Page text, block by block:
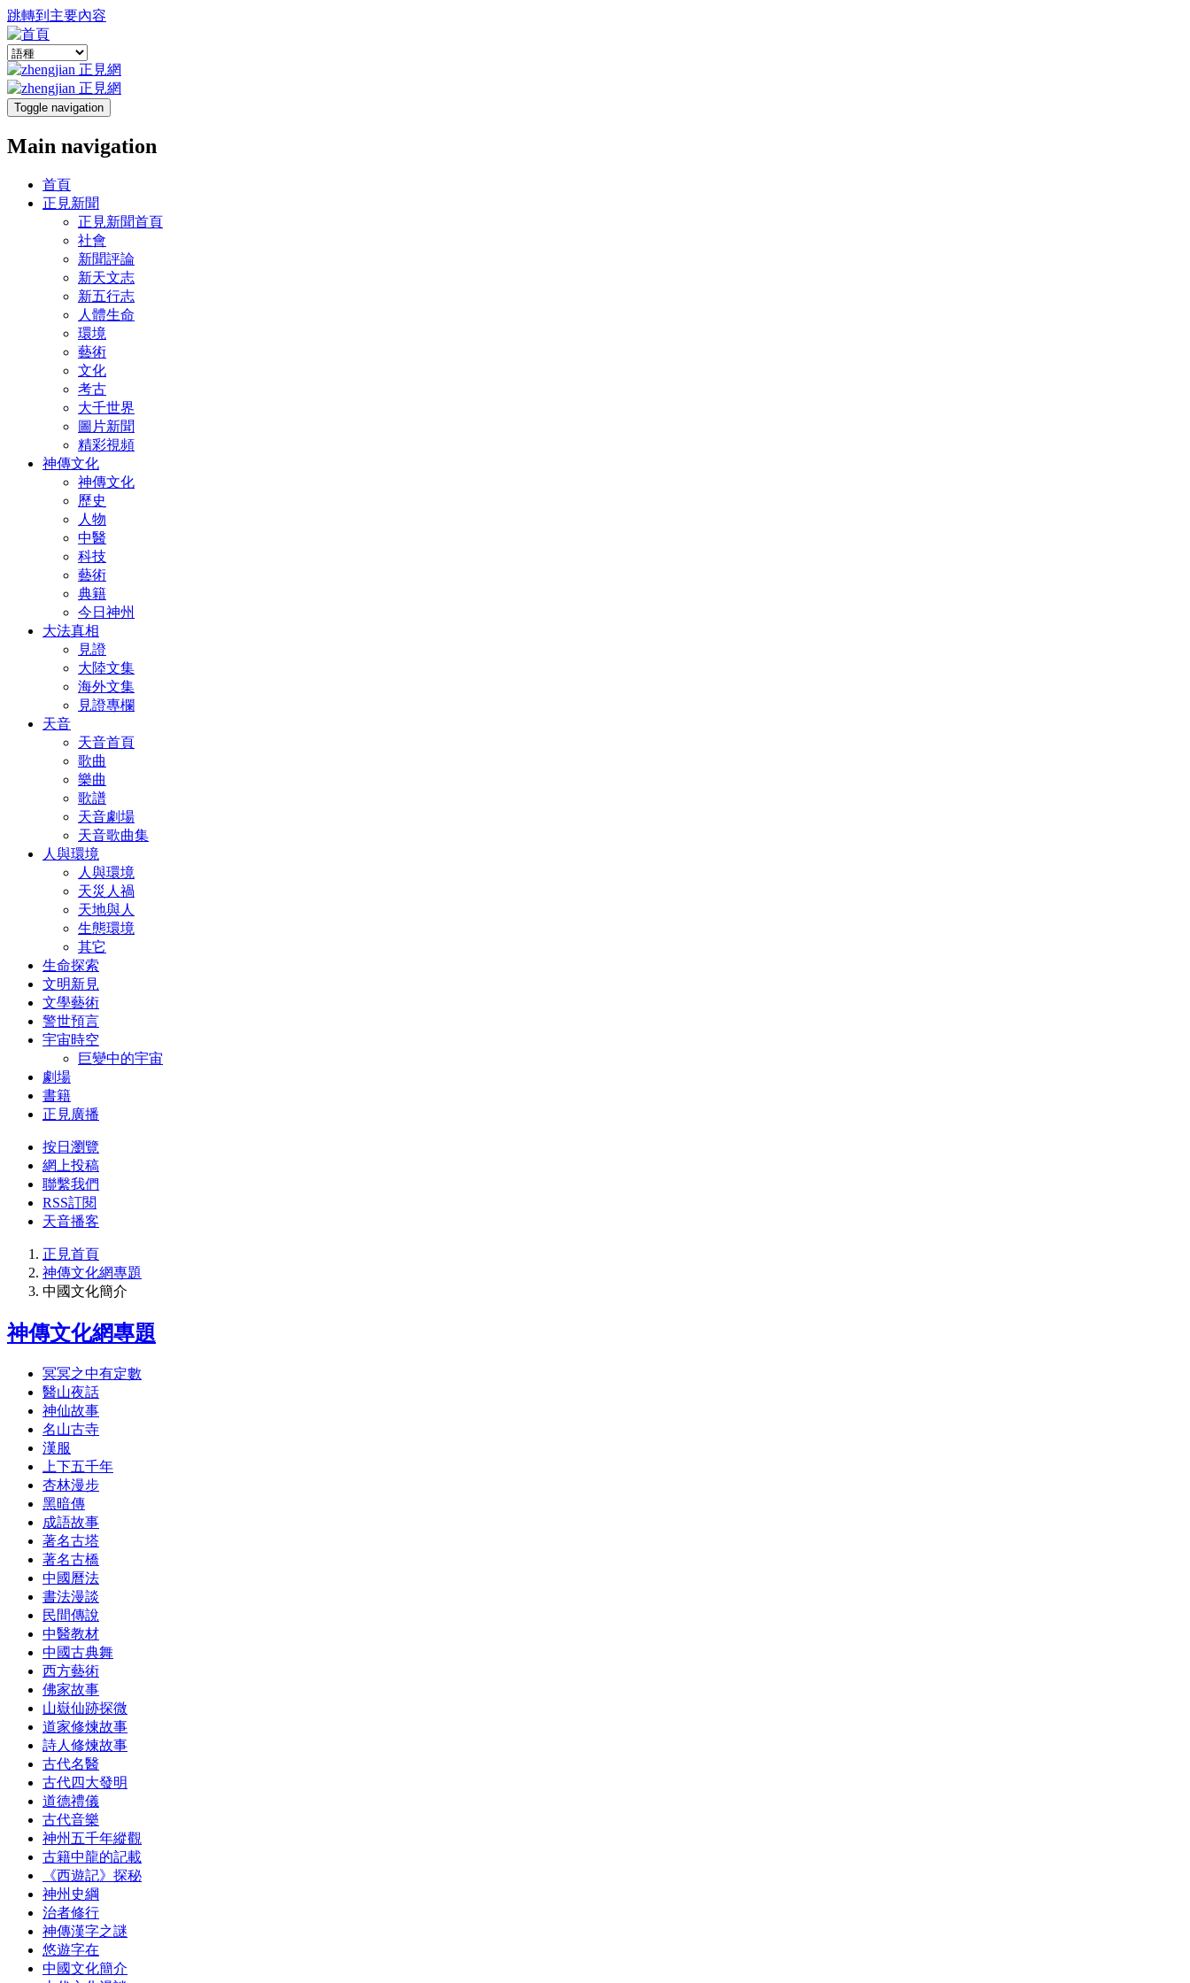
跳轉到主要內容
Toggle navigation
Main navigation
首頁
正見新聞
正見新聞首頁
社會
新聞評論
新天文志
新五行志
人體生命
環境
藝術
文化
考古
大千世界
圖片新聞
精彩視頻
神傳文化
神傳文化
歷史
人物
中醫
科技
藝術
典籍
今日神州
大法真相
見證
大陸文集
海外文集
見證專欄
天音
天音首頁
歌曲
樂曲
歌譜
天音劇場
天音歌曲集
人與環境
人與環境
天災人禍
天地與人
生態環境
其它
生命探索
文明新見
文學藝術
警世預言
宇宙時空
巨變中的宇宙
劇場
書籍
正見廣播
按日瀏覽
網上投稿
聯繫我們
RSS訂閱
天音播客
正見首頁
神傳文化網專題
中國文化簡介
神傳文化網專題
冥冥之中有定數
醫山夜話
神仙故事
名山古寺
漢服
上下五千年
杏林漫步
黑暗傳
成語故事
著名古塔
著名古橋
中國曆法
書法漫談
民間傳說
中醫教材
中國古典舞
西方藝術
佛家故事
山嶽仙跡探微
道家修煉故事
詩人修煉故事
古代名醫
古代四大發明
道德禮儀
古代音樂
神州五千年縱觀
古籍中龍的記載
《西遊記》探秘
神州史綱
治者修行
神傳漢字之謎
悠遊字在
中國文化簡介